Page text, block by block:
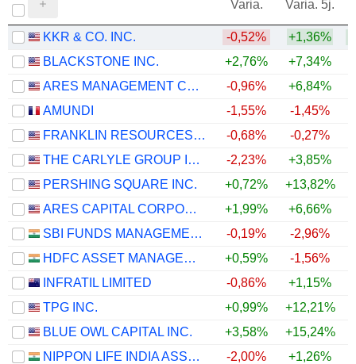
Varia. Varia. 5j.
KKR & CO. INC.
-0,52% +1,36%
BLACKSTONE INC.
+2,76% +7,34%
ARES MANAGEMENT CORPORATION
-0,96% +6,84%
AMUNDI
-1,55% -1,45%
FRANKLIN RESOURCES, INC.
-0,68% -0,27%
THE CARLYLE GROUP INC.
-2,23% +3,85%
PERSHING SQUARE INC.
+0,72% +13,82%
ARES CAPITAL CORPORATION
+1,99% +6,66%
SBI FUNDS MANAGEMENT LIMITED
-0,19%
-2,96%
HDFC ASSET MANAGEMENT COMPANY LIMITED
+0,59% -1,56%
INFRATIL LIMITED
-0,86% +1,15%
TPG INC.
+0,99% +12,21%
BLUE OWL CAPITAL INC.
+3,58% +15,24%
NIPPON LIFE INDIA ASSET MANAGEMENT LIMITED
-2,00% +1,26%